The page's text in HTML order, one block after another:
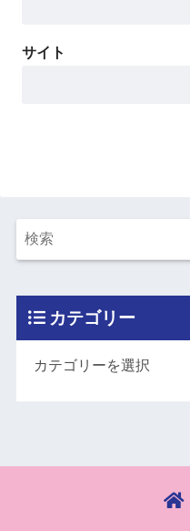
サイト
カテゴリー